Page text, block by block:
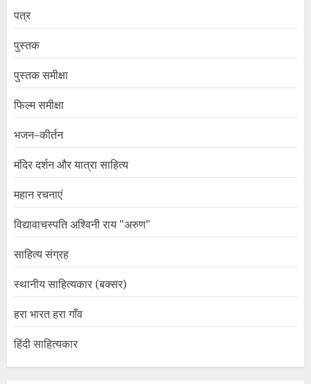
पत्र
पुस्तक
पुस्तक समीक्षा
फिल्म समीक्षा
भजन–कीर्तन
मंदिर दर्शन और यात्रा साहित्य
महान रचनाएं
विद्यावाचस्पति अश्विनी राय "अरुण"
साहित्य संग्रह
स्थानीय साहित्यकार (बक्सर)
हरा भारत हरा गाँव
हिंदी साहित्यकार